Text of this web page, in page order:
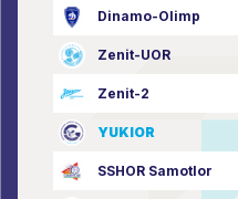
Dinamo-Olimp
Zenit-UOR
Zenit-2
YUKIOR
SSHOR Samotlor